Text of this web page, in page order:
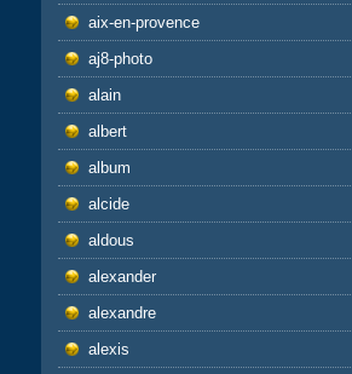
aix-en-provence
aj8-photo
alain
albert
album
alcide
aldous
alexander
alexandre
alexis